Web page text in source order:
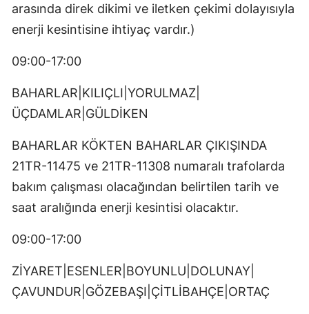
arasında direk dikimi ve iletken çekimi dolayısıyla
enerji kesintisine ihtiyaç vardır.)
09:00-17:00
BAHARLAR|KILIÇLI|YORULMAZ|
ÜÇDAMLAR|GÜLDİKEN
BAHARLAR KÖKTEN BAHARLAR ÇIKIŞINDA
21TR-11475 ve 21TR-11308 numaralı trafolarda
bakım çalışması olacağından belirtilen tarih ve
saat aralığında enerji kesintisi olacaktır.
09:00-17:00
ZİYARET|ESENLER|BOYUNLU|DOLUNAY|
ÇAVUNDUR|GÖZEBAŞI|ÇİTLİBAHÇE|ORTAÇ